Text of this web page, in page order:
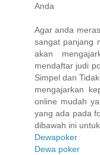
Anda
Agar anda
sangat panjang
akan
mendaftar judi
Simpel dan
mengajarkan
online mudah
yang ada pada
dibawah ini
Dewapoker
Dewa poker